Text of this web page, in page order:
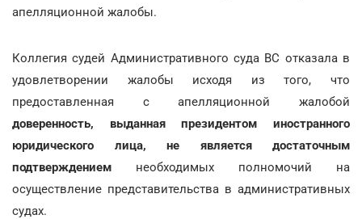
апелляционной жалобы.
Коллегия судей Административного суда ВС отказала в
удовлетворении жалобы исходя из того, что
предоставленная с апелляционной жалобой
доверенность, выданная президентом иностранного
юридического лица, не является достаточным
подтверждением необходимых полномочий на
осуществление представительства в административных
судах.